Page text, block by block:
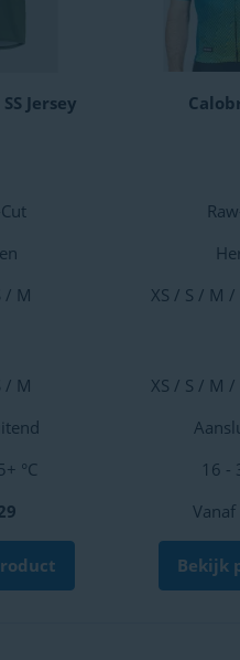
Jersey
/ M XS / S / M /
/ M XS / S / M /
°C 16 -
Vanaf
Bekijk